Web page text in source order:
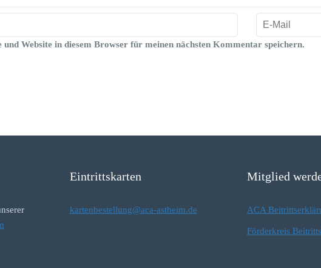
Website in diesem Browser für meinen nächsten Kommentar speichern.
Eintrittskarten
kartenbestellung@aca-astheim.de
Mitglied
ACA
Förderkreis